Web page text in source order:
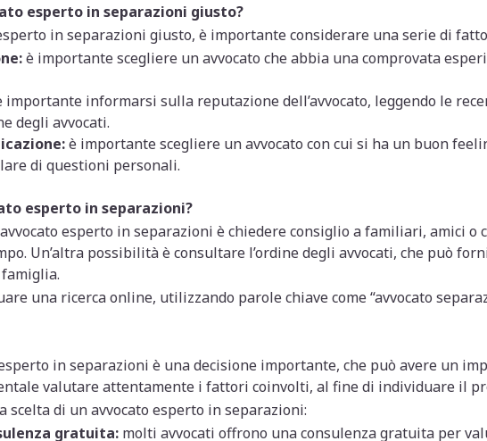
esperto in separazioni giusto?
in separazioni giusto, è importante considerare una serie di
è importante scegliere un avvocato che abbia una comprovata
importante informarsi sulla reputazione dell’avvocato, leggendo le
degli avvocati.
è importante scegliere un avvocato con cui si ha un buon
di questioni personali.
esperto in separazioni?
esperto in separazioni è chiedere consiglio a familiari, amici o
Un’altra possibilità è consultare l’ordine degli avvocati, che può
una ricerca online, utilizzando parole chiave come “avvocato
in separazioni è una decisione importante, che può avere un
valutare attentamente i fattori coinvolti, al fine di individuare il
scelta di un avvocato esperto in separazioni:
gratuita:molti avvocati offrono una consulenza gratuita per